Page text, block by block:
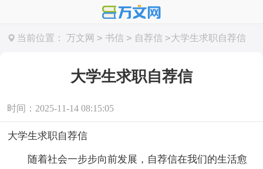
当前位置： 万文网 > 书信 > 自荐信 >大学生求职自荐信
大学生求职自荐信
时间：2025-11-14 08:15:05
大学生求职自荐信
随着社会一步步向前发展，自荐信在我们的生活愈